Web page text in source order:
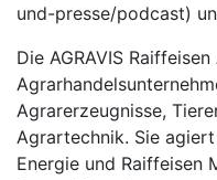
und-presse/podcast)
Die AGRAVIS
Agrarerzeugnisse,
Agrartechnik. Sie
Energie und Raiffeisen